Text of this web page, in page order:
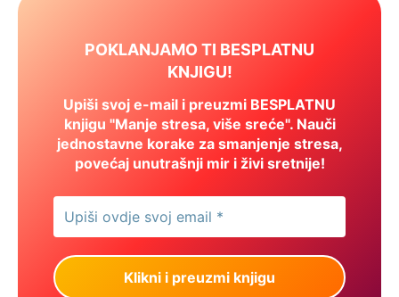
POKLANJAMO TI BESPLATNU
KNJIGU!
Upiši svoj e-mail i preuzmi BESPLATNU
knjigu "Manje stresa, više sreće". Nauči
jednostavne korake za smanjenje stresa,
povećaj unutrašnji mir i živi sretnije!